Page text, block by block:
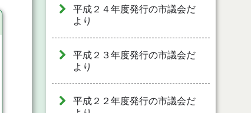
平成２４年度発行の市議会だ
より
平成２３年度発行の市議会だ
より
平成２２年度発行の市議会だ